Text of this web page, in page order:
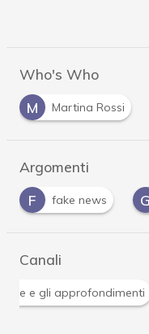
Who's Who
M
Martina Rossi
Argomenti
G
guerra ibrida
Canali
Attacchi hacker